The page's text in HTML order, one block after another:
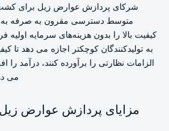
شرکای پردازش عوارض زیل برای
متوسط دسترسی مقرون به صرفه به
کیفیت بالا را بدون هزینه‌های سرمایه اولیه
به تولیدکنندگان کوچکتر اجازه می دهد تا
الزامات نظارتی را برآورده کنند، درآمد را
می
مزایای پردازش عوارض